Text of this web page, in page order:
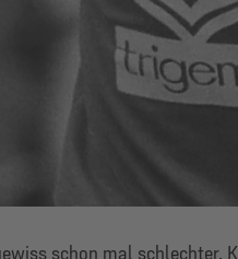
schon mal schlechter.